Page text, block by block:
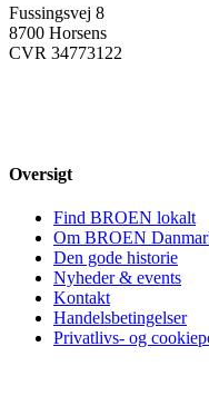
Fussingsvej 8
8700 Horsens
CVR 34773122
Oversigt
Find BROEN lokalt
Om BROEN
Den gode historie
Nyheder & events
Kontakt
Handelsbetingelser
Privatlivs- og